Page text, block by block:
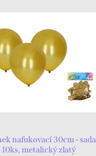
nafukovací 30cm - sada
10ks, metalický zlatý